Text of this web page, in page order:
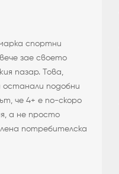
спортни
зае своето
пазар. Това,
останали подобни
че 4+ е по-скоро
а не просто
потребителска